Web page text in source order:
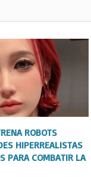
ROBOTS
HIPERREALISTAS
PARA COMBATIR LA